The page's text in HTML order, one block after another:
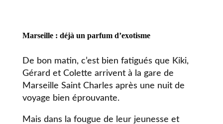
Marseille : déjà un parfum d’exotisme
De bon matin, c’est bien fatigués que Kiki,
Gérard et Colette arrivent à la gare de
Marseille Saint Charles après une nuit de
voyage bien éprouvante.
Mais dans la fougue de leur jeunesse et